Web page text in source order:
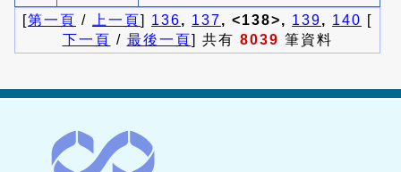
[第一頁 / 上一頁] 136, 137, <138>, 139, 140 [
下一頁 / 最後一頁] 共有 8039 筆資料